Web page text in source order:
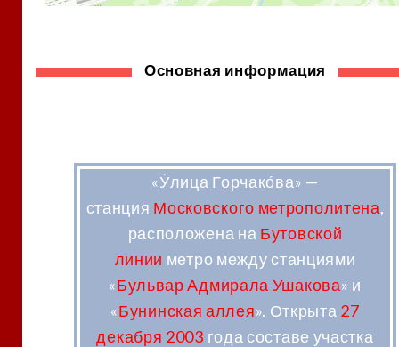
Основная информация
«У́лица Горчако́ва» —
станция Московского метрополитена,
расположена на Бутовской
линии метро между станциями
«Бульвар Адмирала Ушакова» и
«Бунинская аллея». Открыта 27
декабря 2003 года составе участка